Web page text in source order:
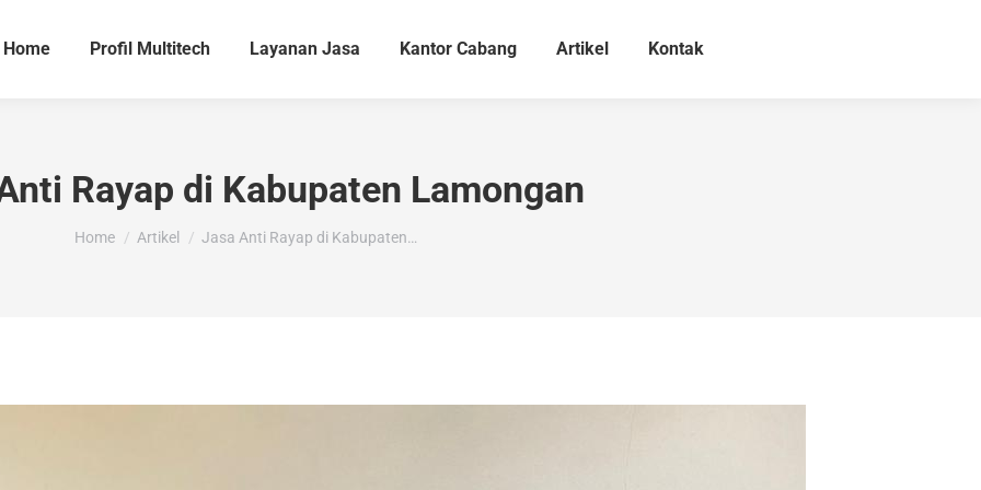
Home Profil Multitech Layanan Jasa Kantor Cabang Artikel Kontak
Rayap di Kabupaten Lamongan
You are here:
Home Artikel Jasa Anti Rayap di Kabupaten…